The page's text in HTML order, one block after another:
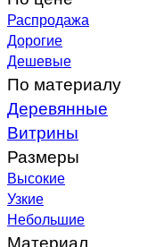
Распродажа
Дорогие
Дешевые
По материалу
Деревянные
Витрины
Размеры
Высокие
Узкие
Небольшие
Материал